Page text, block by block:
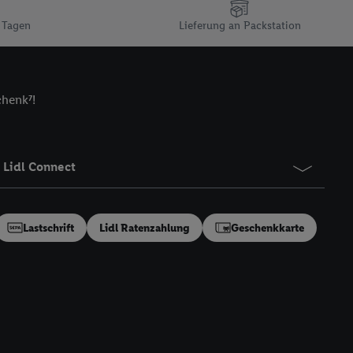
Lieferung an Packstation
Lidl Connect
Lastschrift Lidl Ratenzahlung Geschenkkarte
Ihre Einwilligung
für Werbung und
und
Quellen,
Utiq-
von oder
von
Profilen zur